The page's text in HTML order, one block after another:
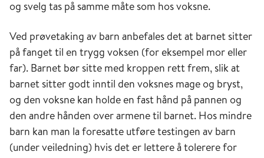
og svelg tas på samme måte som hos voksne.
Ved prøvetaking av barn anbefales det at barnet sitter
på fanget til en trygg voksen (for eksempel mor eller
far). Barnet bør sitte med kroppen rett frem, slik at
barnet sitter godt inntil den voksnes mage og bryst,
og den voksne kan holde en fast hånd på pannen og
den andre hånden over armene til barnet. Hos mindre
barn kan man la foresatte utføre testingen av barn
(under veiledning) hvis det er lettere å tolerere for